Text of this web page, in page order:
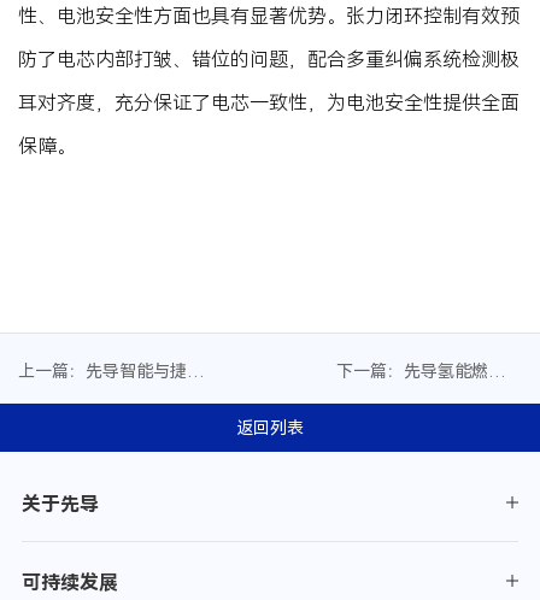
性、电池安全性方面也具有显著优势。张力闭环控制有效预
防了电芯内部打皱、错位的问题，配合多重纠偏系统检测极
耳对齐度，充分保证了电芯一致性，为电池安全性提供全面
保障。
上一篇：先导智能与捷氢
下一篇：先导氢能燃料电
返回列表
关于先导
可持续发展